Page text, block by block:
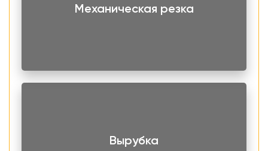
эксплуатационных преимуществ:
диапазоне температур.
Механическая резка
Вырубка